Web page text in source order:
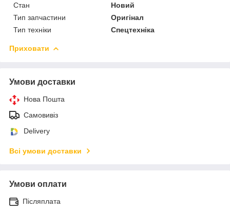
Стан
Новий
Тип запчастини
Оригінал
Тип техніки
Спецтехніка
Приховати
Умови доставки
Нова Пошта
Самовивіз
Delivery
Всі умови доставки
Умови оплати
Післяплата